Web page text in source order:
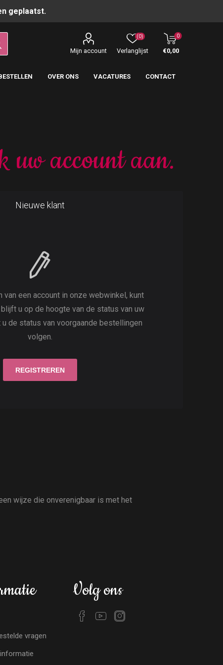
geplaatst.
Mijn account Verlanglijst
(0) 0
€0,00
OVER ONS VACATURES CONTACT
uw account aan.
Nieuwe klant
van een account in onze webwinkel, kunt
u op de hoogte van de status van uw
de status van voorgaande bestellingen
volgen.
wijze die onverenigbaar is met het
vragen
Volg ons